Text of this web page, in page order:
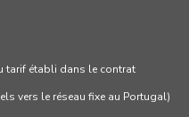
tarif établi dans le contrat
vers le réseau fixe au Portugal)